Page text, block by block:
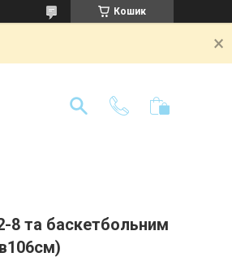
Кошик
8 та баскетбольним